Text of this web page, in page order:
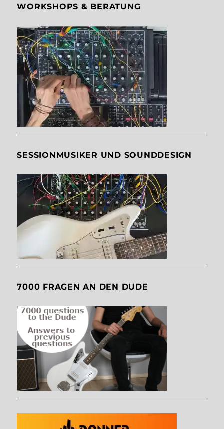
WORKSHOPS & BERATUNG
SESSIONMUSIKER UND SOUNDDESIGN
7000 FRAGEN AN DEN DUDE